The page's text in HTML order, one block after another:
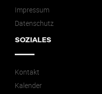
Impressum
Datenschutz
SOZIALES
Kontakt
Kalender